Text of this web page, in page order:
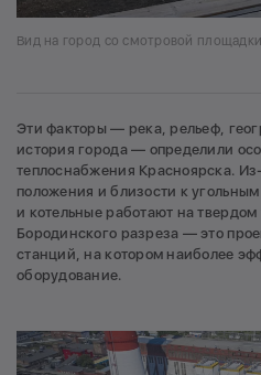
Вид на город со смотровой площадки
Эти факторы — река, рельеф,
история города — определили
теплоснабжения Красноярска.
положения и близости к
и котельные работают на
Бородинского разреза — это
станций, на котором наиболее
оборудование.